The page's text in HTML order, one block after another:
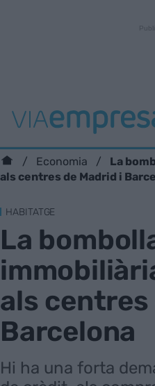
Economia
La
als centres de Madrid i
HABITATGE
La
als centres
Barcelona
Hi ha una forta